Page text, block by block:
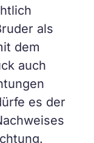
als
dem
auch
es der